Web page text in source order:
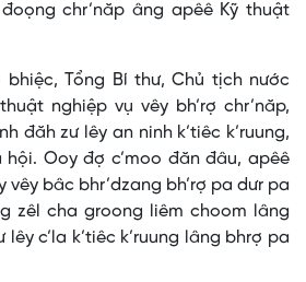
chr’năp âng apêê Kỹ thuật
bhiệc, Tổng Bí thư, Chủ tịch nước
nghiệp vụ vêy bh’rợ chr’năp,
đăh zư lêy an ninh k’tiêc k’ruung,
Ooy đợ c’moo đăn đâu, apêê
vêy bâc bhr’dzang bh’rợ pa dưr pa
zêl cha groong liêm choom lâng
c’la k’tiêc k’ruung lâng bhrợ pa